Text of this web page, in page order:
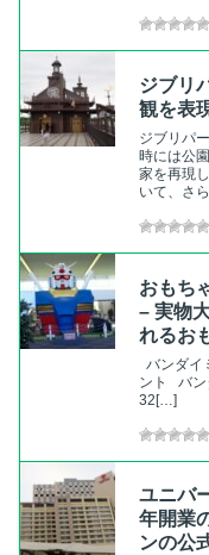
ジブリ
観を表
ジブリパ
時には公
家を再現
いて、さ
おもち
– 実物
れるお
バンダイ
ント バン
32[…]
ユニバ
年開業
ンの公